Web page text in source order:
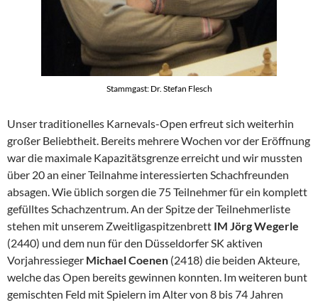
Stammgast: Dr. Stefan Flesch
Unser traditionelles Karnevals-Open erfreut sich weiterhin
großer Beliebtheit. Bereits mehrere Wochen vor der Eröffnung
war die maximale Kapazitätsgrenze erreicht und wir mussten
über 20 an einer Teilnahme interessierten Schachfreunden
absagen. Wie üblich sorgen die 75 Teilnehmer für ein komplett
gefülltes Schachzentrum. An der Spitze der Teilnehmerliste
stehen mit unserem Zweitligaspitzenbrett IM Jörg Wegerle
(2440) und dem nun für den Düsseldorfer SK aktiven
Vorjahressieger Michael Coenen (2418) die beiden Akteure,
welche das Open bereits gewinnen konnten. Im weiteren bunt
gemischten Feld mit Spielern im Alter von 8 bis 74 Jahren